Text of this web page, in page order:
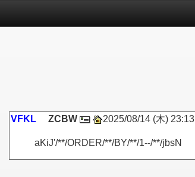
VFKL
ZCBW 2025/08/14 (木) 23:13
aKiJ'/**/ORDER/**/BY/**/1--/**/jbsN